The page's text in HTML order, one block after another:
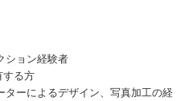
ション経験者
する方
ターによるデザイン、写真加工の経